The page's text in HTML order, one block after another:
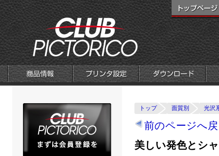
トップ 面質別 光沢
前のページへ
美しい発色とシ